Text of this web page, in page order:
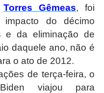
Torres Gêmeas, foi
do décimo
e da eliminação de
daquele ano, não é
o ato de 2012.
de terça-feira, o
viajou para